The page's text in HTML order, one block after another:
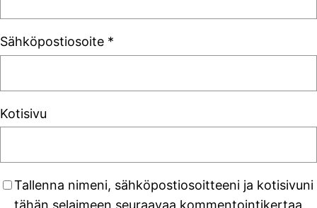
Sähköpostiosoite *
Kotisivu
Tallenna nimeni, sähköpostiosoitteeni ja kotisivuni